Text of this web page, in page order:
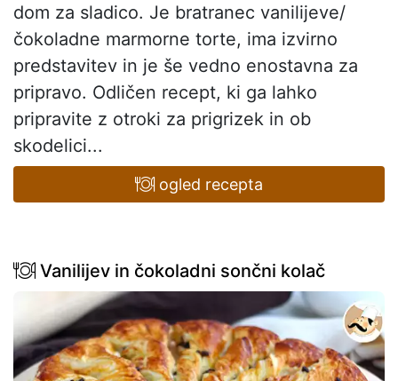
dom za sladico. Je bratranec vanilijeve/
čokoladne marmorne torte, ima izvirno
predstavitev in je še vedno enostavna za
pripravo. Odličen recept, ki ga lahko
pripravite z otroki za prigrizek in ob
skodelici...
ogled recepta
Vanilijev in čokoladni sončni kolač